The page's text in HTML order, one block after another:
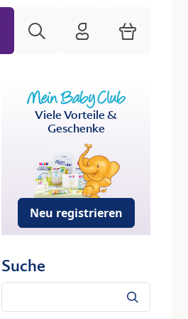
HiPP Mein Babyclub
Warenkorb
Viele Vorteile &
Geschenke
Neu registrieren
Suche